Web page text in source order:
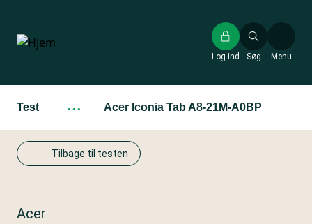
hovedindhold
Søg
Log ind Menu
Test ··· Acer Iconia Tab A8-21M-A0BP
Tilbage til testen
Acer